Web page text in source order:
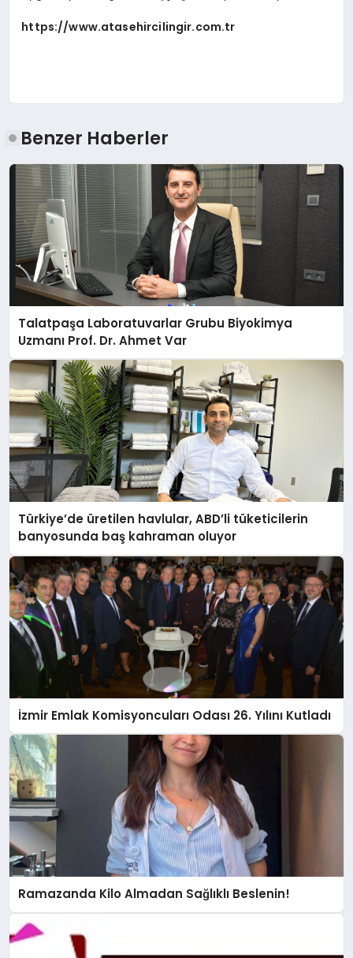
https://www.atasehircilingir.com.tr
Benzer Haberler
Talatpaşa Laboratuvarlar Grubu Biyokimya
Uzmanı Prof. Dr. Ahmet Var
Türkiye’de üretilen havlular, ABD’li tüketicilerin
banyosunda baş kahraman oluyor
İzmir Emlak Komisyoncuları Odası 26. Yılını Kutladı
Ramazanda Kilo Almadan Sağlıklı Beslenin!